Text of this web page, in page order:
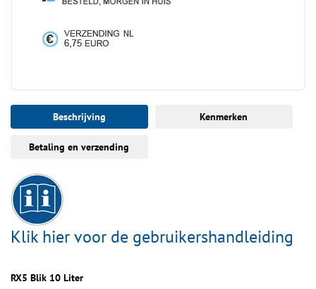
Beschrijving Kenmerken
Betaling en verzending
Klik hier voor de gebruikershandleiding
RX5 Blik 10 Liter